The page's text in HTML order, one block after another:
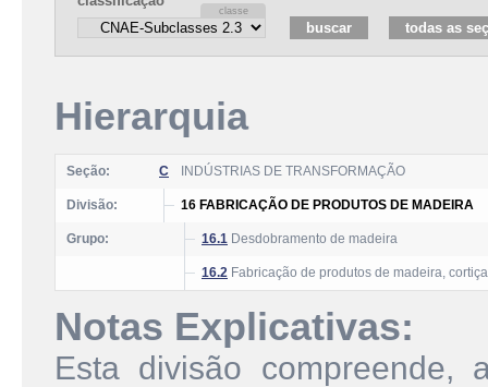
Hierarquia
Seção: C INDÚSTRIAS DE TRANSFORMAÇÃO
Divisão: 16 FABRICAÇÃO DE PRODUTOS DE MADEIRA
Grupo: 16.1 Desdobramento de madeira
16.2 Fabricação de produtos de madeira,
Notas Explicativas:
Esta divisão compreende,